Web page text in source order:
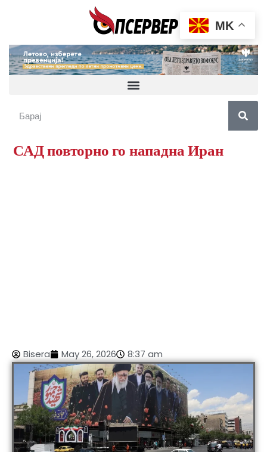
САД повторно го нападна Иран
Bisera May 26, 2026 8:37 am
MK